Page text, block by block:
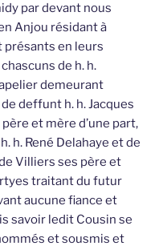
par devant nous
Anjou résidant à
en leurs
de h. h.
demeurant
deffunt h. h. Jacques
et mère d’une part,
h. René Delahaye et de
Villiers ses père et
traitant du futur
aucune fiance et
savoir ledit Cousin se
et sousmis et